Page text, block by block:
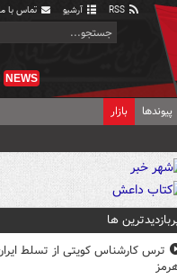
آرشیو تماس با
NEWS
پیوندها بازار
ها
ترس کارشناس کویتی از تسلط